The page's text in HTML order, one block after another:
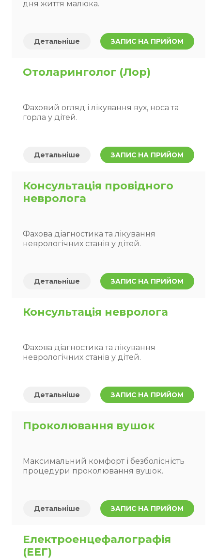
дня життя малюка.
Детальніше ЗАПИС НА ПРИЙОМ
Отоларинголог (Лор)
Фаховий огляд і лікування вух, носа та
горла у дітей.
Детальніше ЗАПИС НА ПРИЙОМ
Консультація провідного
невролога
Фахова діагностика та лікування
неврологічних станів у дітей.
Детальніше ЗАПИС НА ПРИЙОМ
Консультація невролога
Фахова діагностика та лікування
неврологічних станів у дітей.
Детальніше ЗАПИС НА ПРИЙОМ
Проколювання вушок
Максимальний комфорт і безболісність
процедури проколювання вушок.
Детальніше ЗАПИС НА ПРИЙОМ
Електроенцефалографія
(ЕЕГ)